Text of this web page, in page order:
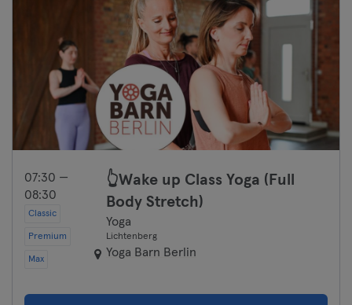
07:30 —
08:30
Classic
Premium
Max
👆Wake up Class Yoga (Full
Body Stretch)
Yoga
Lichtenberg
Yoga Barn Berlin